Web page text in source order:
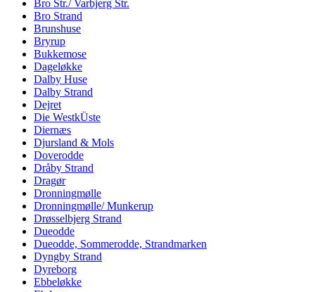
Bro Str./ Varbjerg Str.
Bro Strand
Brunshuse
Bryrup
Bukkemose
Dageløkke
Dalby Huse
Dalby Strand
Dejret
Die WestkÜste
Diernæs
Djursland & Mols
Doverodde
Dråby Strand
Dragør
Dronningmølle
Dronningmølle/ Munkerup
Drøsselbjerg Strand
Dueodde
Dueodde, Sommerodde, Strandmarken
Dyngby Strand
Dyreborg
Ebbeløkke